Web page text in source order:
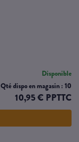
Disponible
Qté dispo en magasin : 10
10,95 € PPTTC